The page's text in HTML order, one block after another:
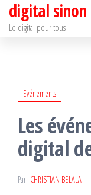
Passer
digital sinon
Le digital pour tous
Evénements
Les
digital
Par CHRISTIAN BELALA